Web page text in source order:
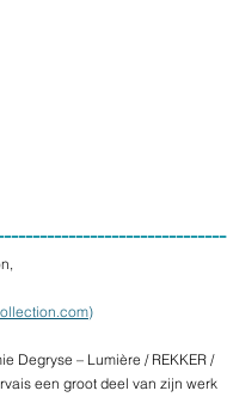
)
Degryse – Lumière / REKKER /
een groot deel van zijn werk